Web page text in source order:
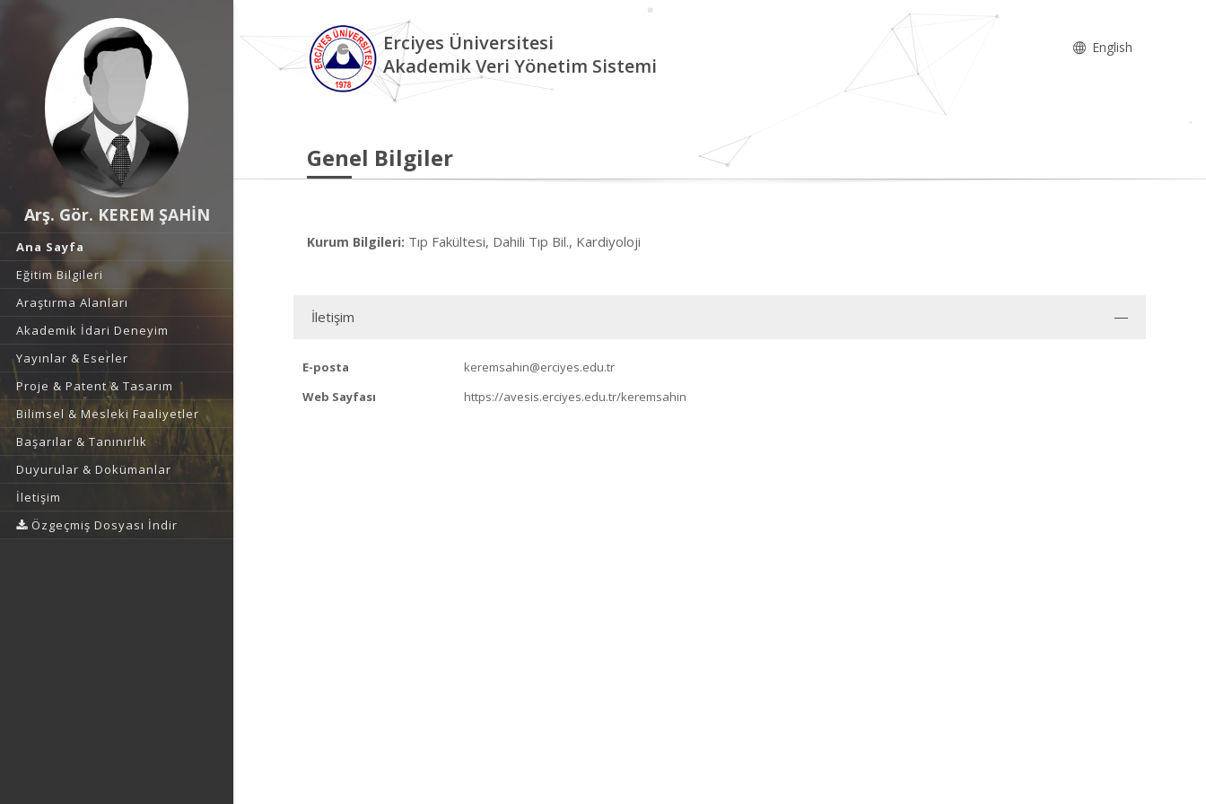
Arş. Gör. KEREM ŞAHİN
Ana Sayfa
Eğitim Bilgileri
Araştırma Alanları
Akademik İdari Deneyim
Yayınlar & Eserler
Proje & Patent & Tasarım
Bilimsel & Mesleki Faaliyetler
Başarılar & Tanınırlık
Duyurular & Dokümanlar
İletişim
Özgeçmiş Dosyası İndir
Erciyes Üniversitesi
Akademik Veri Yönetim Sistemi
English
Genel Bilgiler
Kurum Bilgileri: Tıp Fakültesi, Dahili Tıp Bil., Kardiyoloji
İletişim
E-posta
keremsahin@erciyes.edu.tr
Web Sayfası
https://avesis.erciyes.edu.tr/keremsahin